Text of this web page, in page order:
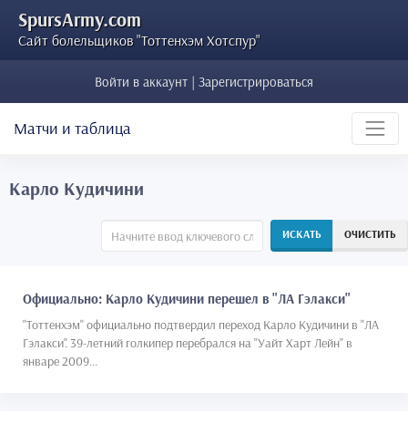
SpursArmy.com
Сайт болельщиков "Тоттенхэм Хотспур"
Войти в аккаунт | Зарегистрироваться
Матчи и таблица
Карло Кудичини
ИСКАТЬ ОЧИСТИТЬ
Официально: Карло Кудичини перешел в "ЛА Гэлакси"
"Тоттенхэм" официально подтвердил переход Карло Кудичини в "ЛА
Гэлакси". 39-летний голкипер перебрался на "Уайт Харт Лейн" в
январе 2009...